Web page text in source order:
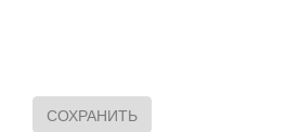
СОХРАНИТЬ